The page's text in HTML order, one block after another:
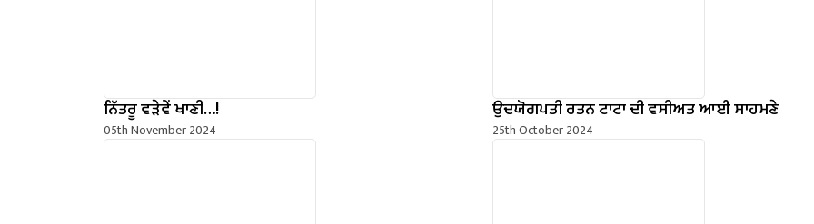
ਨਿੱਤਰੂ ਵੜੇਵੇਂ ਖਾਣੀ…!
05th November 2024
ਉਦਯੋਗਪਤੀ ਰਤਨ ਟਾਟਾ ਦੀ ਵਸੀਅਤ ਆਈ ਸਾਹਮਣੇ
25th October 2024